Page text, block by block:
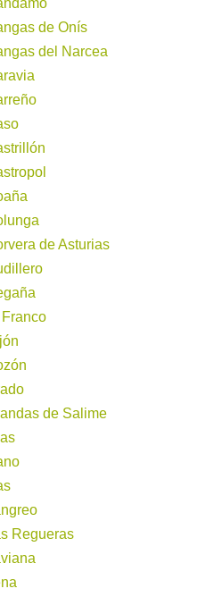
de Onís
del Narcea
de Asturias
Franco
de Salime
Regueras